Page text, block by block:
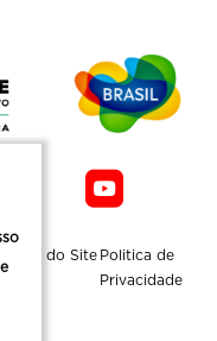
Mapa do Site Politica de
Privacidade